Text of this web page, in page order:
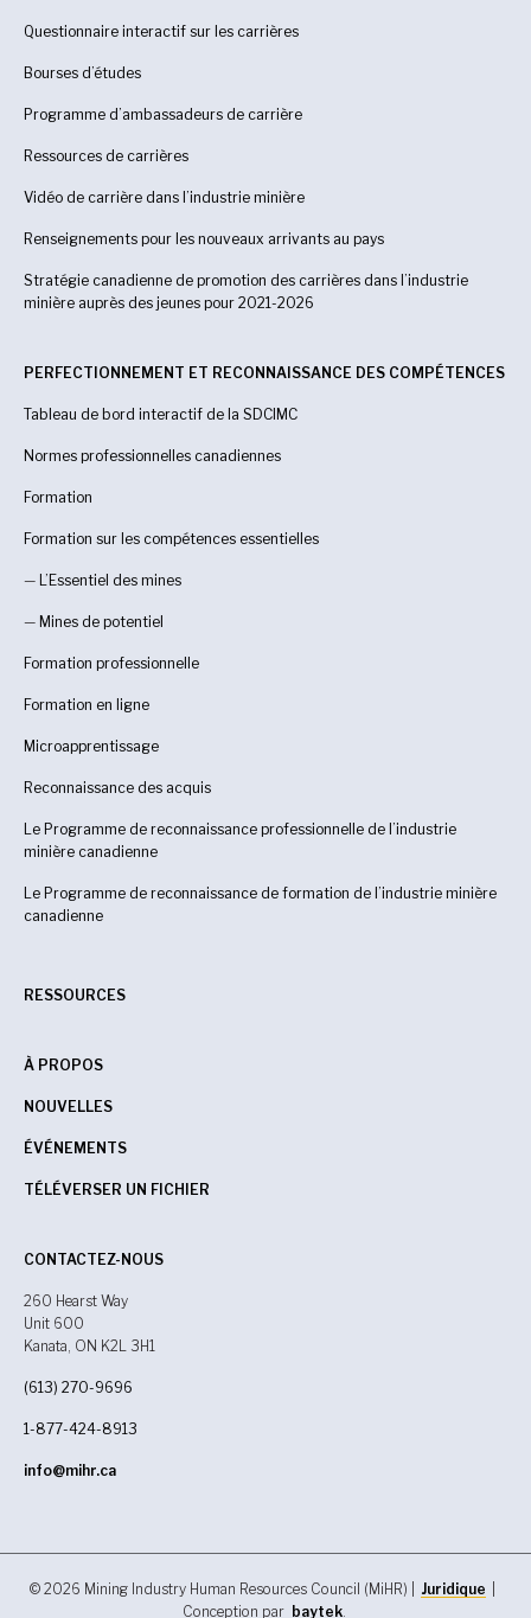
Questionnaire interactif sur les carrières
Bourses d’études
Programme d’ambassadeurs de carrière
Ressources de carrières
Vidéo de carrière dans l’industrie minière
Renseignements pour les nouveaux arrivants au pays
Stratégie canadienne de promotion des carrières dans l’industrie
minière auprès des jeunes pour 2021-2026
PERFECTIONNEMENT ET RECONNAISSANCE DES COMPÉTENCES
Tableau de bord interactif de la SDCIMC
Normes professionnelles canadiennes
Formation
Formation sur les compétences essentielles
— L’Essentiel des mines
— Mines de potentiel
Formation professionnelle
Formation en ligne
Microapprentissage
Reconnaissance des acquis
Le Programme de reconnaissance professionnelle de l’industrie
minière canadienne
Le Programme de reconnaissance de formation de l’industrie minière
canadienne
RESSOURCES
À PROPOS
NOUVELLES
ÉVÉNEMENTS
TÉLÉVERSER UN FICHIER
CONTACTEZ-NOUS
260 Hearst Way
Unit 600
Kanata, ON K2L 3H1
(613) 270-9696
1-877-424-8913
info@mihr.ca
© 2026 Mining Industry Human Resources Council (MiHR) | Juridique
Conception par baytek